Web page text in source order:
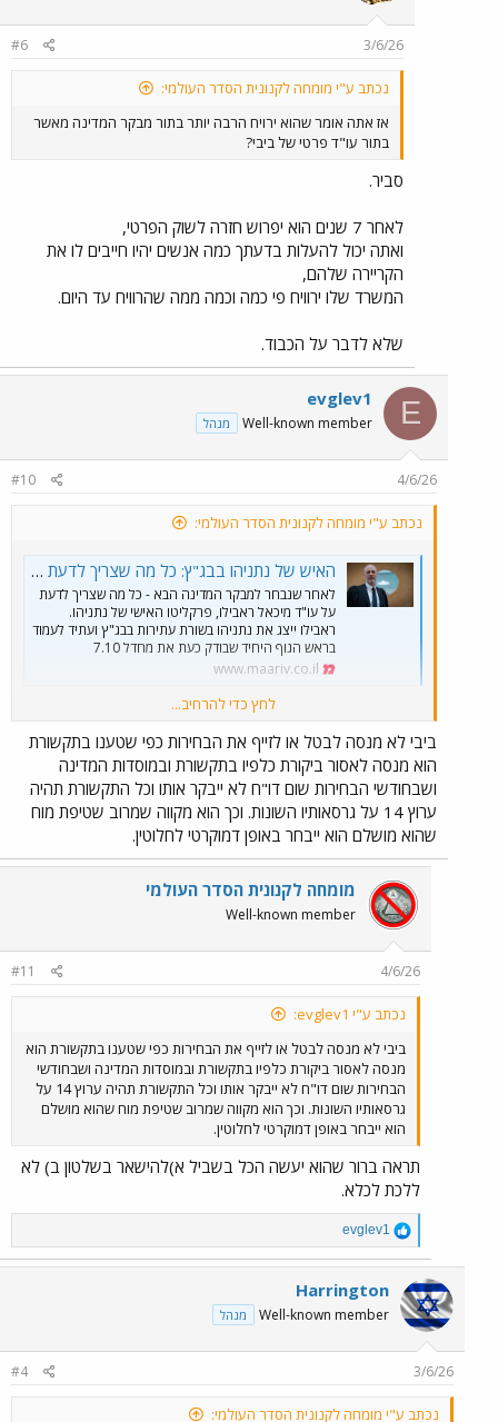
n
s
3/6/26
#6
נכתב ע"י מומחה לקנונית הסדר העולמי:
אז אתה אומר שהוא ירויח הרבה יותר בתור מבקר המדינה מאשר
בתור עו"ד פרטי של ביבי?
סביר.
לאחר 7 שנים הוא יפרוש חזרה לשוק הפרטי,
ואתה יכול להעלות בדעתך כמה אנשים יהיו חייבים לו את
הקריירה שלהם,
המשרד שלו ירוויח פי כמה וכמה ממה שהרוויח עד היום.
שלא לדבר על הכבוד.
E
evglev1
Well-known member מנהל
4/6/26
#10
נכתב ע"י מומחה לקנונית הסדר העולמי:
האיש של נתניהו בבג"ץ: כל מה שצריך לדעת על עו"ד מיכאל ראבילו
לאחר שנבחר למבקר המדינה הבא - כל מה שצריך לדעת
על עו"ד מיכאל ראבילו, פרקליטו האישי של נתניהו.
ראבילו ייצג את נתניהו בשורת עתירות בבג"ץ ועתיד לעמוד
בראש הגוף היחיד שבודק כעת את מחדל 7.10
www.maariv.co.il
בדיוק לפני הבחירות.
"יש לציין בהקשר זה, כי הגוף הכמעט יחידי שכרגע מנסה לערוך ביקורת
כלשהי במדינה על אירועי השבעה באוקטובר הוא משרד מבקר
המדינה."
לחץ כדי להרחיב...
ביבי לא מנסה לבטל או לזייף את הבחירות כפי שטענו בתקשורת
הוא מנסה לאסור ביקורת כלפיו בתקשורת ובמוסדות המדינה
ושבחודשי הבחירות שום דו"ח לא ייבקר אותו וכל התקשורת תהיה
ערוץ 14 על גרסאותיו השונות. וכך הוא מקווה שמרוב שטיפת מוח
שהוא מושלם הוא ייבחר באופן דמוקרטי לחלוטין.
מומחה לקנונית הסדר העולמי
Well-known member
4/6/26
#11
נכתב ע"י evglev1:
ביבי לא מנסה לבטל או לזייף את הבחירות כפי שטענו בתקשורת הוא
מנסה לאסור ביקורת כלפיו בתקשורת ובמוסדות המדינה ושבחודשי
הבחירות שום דו"ח לא ייבקר אותו וכל התקשורת תהיה ערוץ 14 על
גרסאותיו השונות. וכך הוא מקווה שמרוב שטיפת מוח שהוא מושלם
הוא ייבחר באופן דמוקרטי לחלוטין.
תראה ברור שהוא יעשה הכל בשביל א)להישאר בשלטון ב) לא
ללכת לכלא.
R
e
a
t
i
n
evglev1
Harrington
Well-known member מנהל
3/6/26
#4
נכתב ע"י מומחה לקנונית הסדר העולמי: